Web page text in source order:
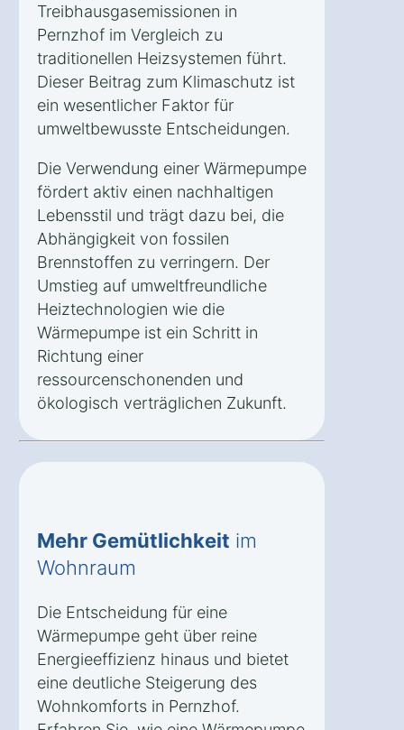
Treibhausgasemissionen in
Pernzhof im Vergleich zu
traditionellen Heizsystemen führt.
Dieser Beitrag zum Klimaschutz ist
ein wesentlicher Faktor für
umweltbewusste Entscheidungen.
Die Verwendung einer Wärmepumpe
fördert aktiv einen nachhaltigen
Lebensstil und trägt dazu bei, die
Abhängigkeit von fossilen
Brennstoffen zu verringern. Der
Umstieg auf umweltfreundliche
Heiztechnologien wie die
Wärmepumpe ist ein Schritt in
Richtung einer
ressourcenschonenden und
ökologisch verträglichen Zukunft.
Mehr Gemütlichkeit im
Wohnraum
Die Entscheidung für eine
Wärmepumpe geht über reine
Energieeffizienz hinaus und bietet
eine deutliche Steigerung des
Wohnkomforts in Pernzhof.